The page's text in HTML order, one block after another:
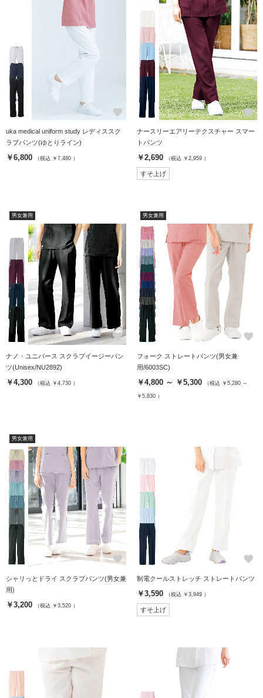
favorite
uka medical uniform study レディススク
ラブパンツ(ゆとりライン)
￥6,800 （税込 ￥7,480 ）
favorite
ナースリーエアリーテクスチャー スマー
トパンツ
￥2,690 （税込 ￥2,959 ）
すそ上げ
男女兼用
favorite
ナノ・ユニバース スクラブイージーパン
ツ(Unisex/NU2892)
￥4,300 （税込 ￥4,730 ）
男女兼用
favorite
フォーク ストレートパンツ(男女兼
用/6003SC)
￥4,800 ～ ￥5,300 （税込 ￥5,280 ～
￥5,830 ）
男女兼用
favorite
シャリっとドライ スクラブパンツ(男女兼
用)
￥3,200 （税込 ￥3,520 ）
favorite
制電クールストレッチ ストレートパンツ
￥3,590 （税込 ￥3,949 ）
すそ上げ